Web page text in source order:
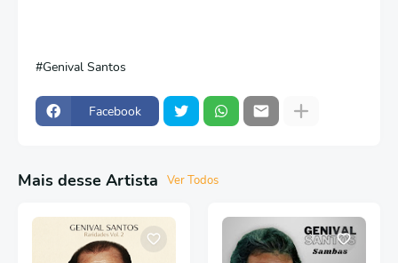
Genival Santos
Facebook
Mais desse Artista Ver Todos